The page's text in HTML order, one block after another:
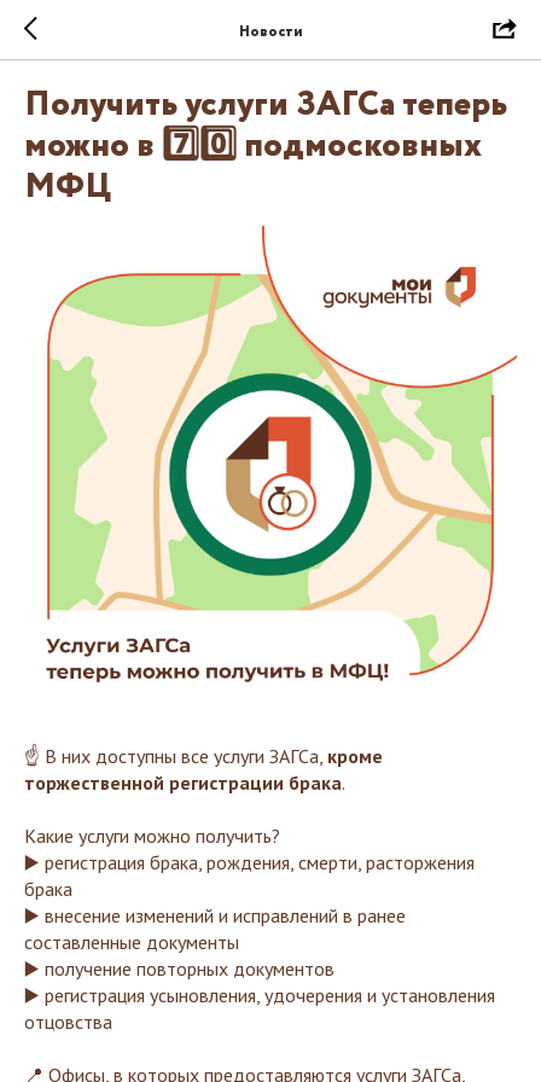
Новости
Получить услуги ЗАГСа теперь
можно в 7️⃣0️⃣ подмосковных
МФЦ
☝️ В них доступны все услуги ЗАГСа, кроме
торжественной регистрации брака.
Какие услуги можно получить?
▶️ регистрация брака, рождения, смерти, расторжения
брака
▶️ внесение изменений и исправлений в ранее
составленные документы
▶️ получение повторных документов
▶️ регистрация усыновления, удочерения и установления
отцовства
📍 Офисы, в которых предоставляются услуги ЗАГСа,